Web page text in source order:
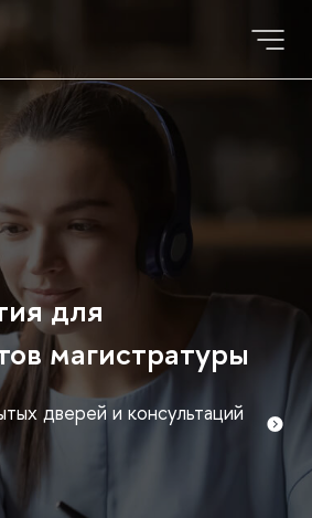
для
магистратуры
дверей и консультаций